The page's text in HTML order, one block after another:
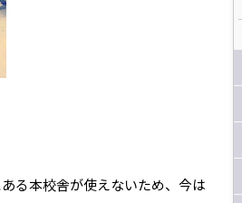
る本校舎が使えないため、今は